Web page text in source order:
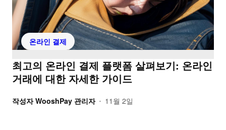
온라인 결제
최고의 온라인 결제 플랫폼 살펴보기: 온라인
거래에 대한 자세한 가이드
작성자 WooshPay 관리자 • 11월 2일